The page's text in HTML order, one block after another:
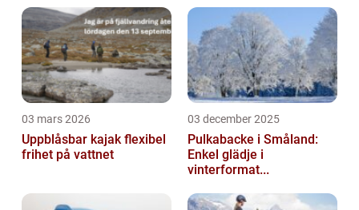
Spaniens fotboll samt utforska olika typer
av fotbo...
03 mars 2026
Uppblåsbar kajak flexibel
frihet på vattnet
03 december 2025
Pulkabacke i Småland:
Enkel glädje i
vinterformat...